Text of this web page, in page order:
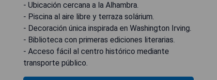
- Ubicación cercana a la Alhambra.
- Piscina al aire libre y terraza solárium.
- Decoración única inspirada en Washington Irving.
- Biblioteca con primeras ediciones literarias.
- Acceso fácil al centro histórico mediante
transporte público.